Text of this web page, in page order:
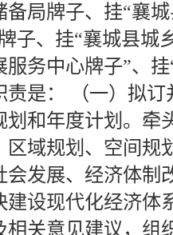
备局牌子、挂“襄
子、挂“襄城县城
服务中心牌子”、
责是： （一）拟
划和年度计划。牵
区域规划、空间规
会发展、经济体制
建设现代化经济体
相关意见建议，组